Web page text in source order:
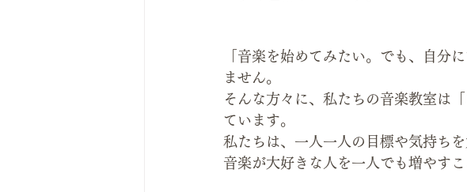
「音楽を始めてみたい。でも、自分
ません。
そんな方々に、私たちの音楽教室は
ています。
私たちは、一人一人の目標や気持ち
音楽が大好きな人を一人でも増やすこ